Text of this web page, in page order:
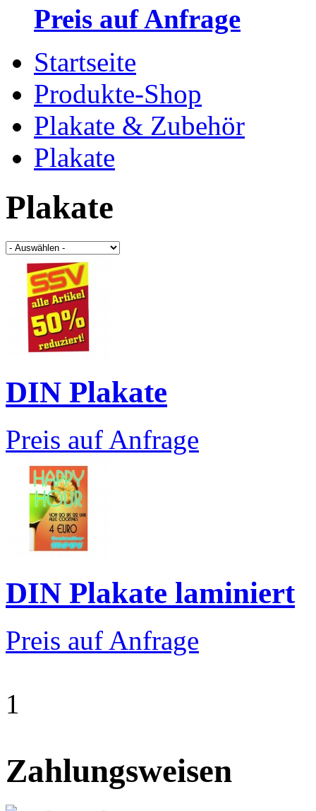
Preis auf Anfrage
Startseite
Produkte-Shop
Plakate & Zubehör
Plakate
Plakate
DIN Plakate
Preis auf Anfrage
DIN Plakate laminiert
Preis auf Anfrage
1
Zahlungsweisen